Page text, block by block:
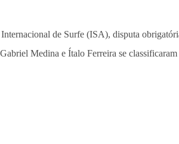
de Surfe (ISA), disputa
Medina e Ítalo Ferreira se